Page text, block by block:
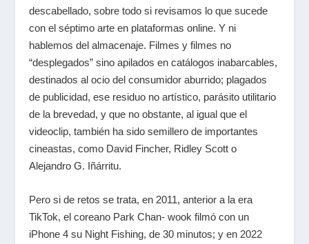
descabellado, sobre todo si revisamos lo que sucede
con el séptimo arte en plataformasonline. Y ni
hablemos del almacenaje. Filmes y filmes no
“desplegados” sino apilados en catálogos inabarcables,
destinados al ocio del consumidor aburrido; plagados
de publicidad, ese residuo no artístico, parásito utilitario
de la brevedad, y que no obstante, al igual que el
videoclip, también ha sido semillero de importantes
cineastas, como David Fincher, Ridley Scotto
Alejandro G. Iñárritu.
Pero si de retos se trata, en 2011, anterior a la era
TikTok, el coreano Park Chan- wook filmó con un
iPhone 4 su Night Fishing, de 30 minutos; y en 2022